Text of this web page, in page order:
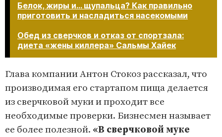
Белок, жиры и... щупальца? Как правильно
приготовить и насладиться насекомыми
Обед из сверчков и отказ от спортзала:
диета «жены киллера» Сальмы Хайек​​​​​​​
Глава компании Антон Стокоз рассказал, что
производимая его стартапом пища делается
из сверчковой муки и проходит все
необходимые проверки. Бизнесмен называет
ее более полезной. «В сверчковой муке